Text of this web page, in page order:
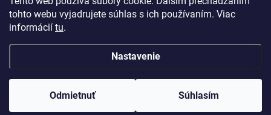
tohto webu vyjadrujete súhlas s ich používaním. Viac
informácií tu.
Nastavenie
Odmietnuť Súhlasím
FACEBOOK
Vytvoril Shoptet
Copyright 2026Sládek a syn | Elektroinštalácie a materiál. Všetky práva
vyhradené.
Upraviť nastavenie cookies